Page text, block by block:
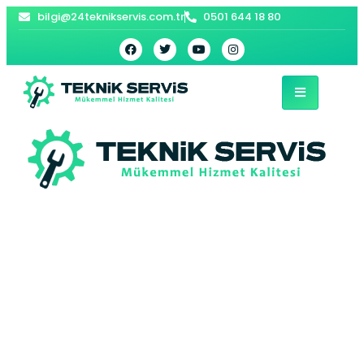
bilgi@24teknikservis.com.tr 0501 644 18 80